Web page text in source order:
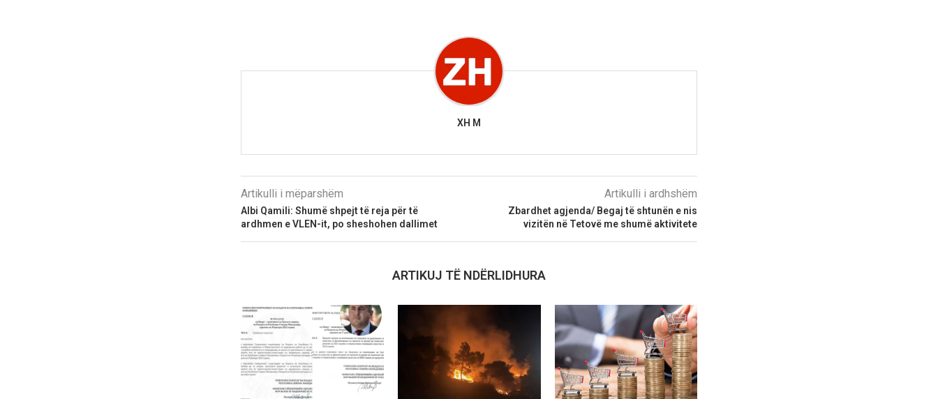
XH M
Artikulli i mëparshëm
Albi Qamili: Shumë shpejt të reja për të
ardhmen e VLEN-it, po sheshohen dallimet
Artikulli i ardhshëm
Zbardhet agjenda/ Begaj të shtunën e nis
vizitën në Tetovë me shumë aktivitete
ARTIKUJ TË NDËRLIDHURA